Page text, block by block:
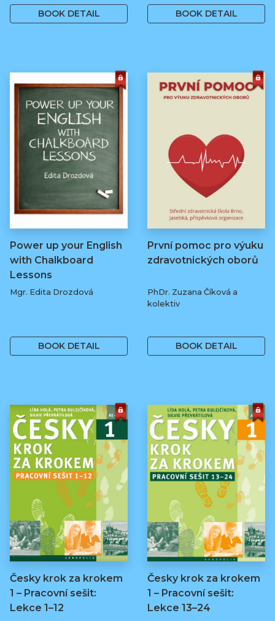
BOOK DETAIL BOOK DETAIL
Power up your English
with Chalkboard
Lessons
Mgr. Edita Drozdová
BOOK DETAIL
První pomoc pro výuku
zdravotnických oborů
PhDr. Zuzana Číková a
kolektiv
BOOK DETAIL
Česky krok za krokem
1 – Pracovní sešit:
Lekce 1–12
Česky krok za krokem
1 – Pracovní sešit:
Lekce 13–24